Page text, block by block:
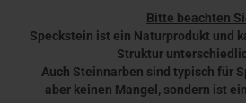
Bitte beachten
Speckstein ist ein Naturprodukt und
Struktur
Auch Steinnarben sind typisch für
aber keinen Mangel, sondern ist